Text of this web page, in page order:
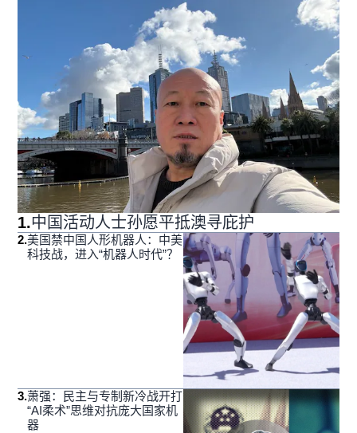
1.中国活动人士孙愿平抵澳寻庇护
2.美国禁中国人形机器人：中美
科技战，进入“机器人时代”？
3.萧强：民主与专制新冷战开打
“AI柔术”思维对抗庞大国家机
器